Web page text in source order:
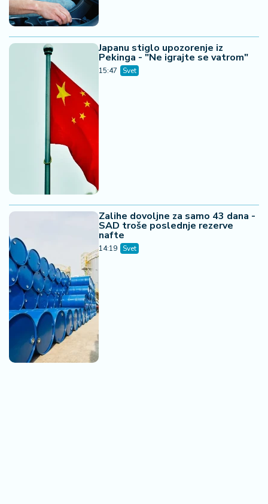
Japanu stiglo upozorenje iz
Pekinga - "Ne igrajte se vatrom"
15:47 Svet
Zalihe dovoljne za samo 43 dana -
SAD troše poslednje rezerve
nafte
14:19 Svet